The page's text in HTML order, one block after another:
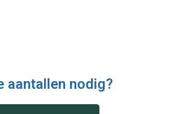
aantallen nodig?